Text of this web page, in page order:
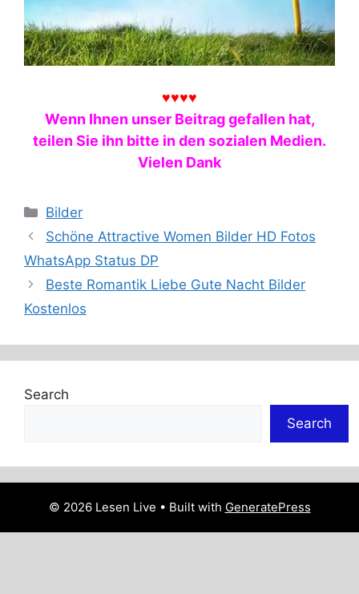
♥♥♥♥
Wenn Ihnen unser Beitrag gefallen hat,
teilen Sie ihn bitte in den sozialen Medien.
Vielen Dank
Categories
Bilder
Schöne Attractive Women Bilder HD Fotos
WhatsApp Status DP
Beste Romantik Liebe Gute Nacht Bilder
Kostenlos
Search
Search
© 2026 Lesen Live • Built with GeneratePress